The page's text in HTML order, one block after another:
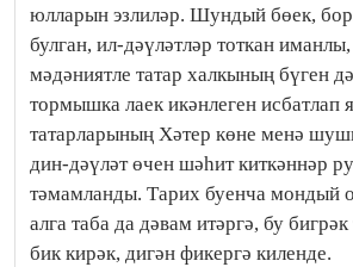
юлларын эзлиләр. Шундый бөек,
булган, ил-дәүләтләр тоткан
мәдәниятле татар халкының бүген
тормышка лаек икәнлеген исбатлап
татарларының Хәтер көне менә
дин-дәүләт өчен шәһит киткәннәр
тәмамланды. Тарих буенча мондый
алга таба да дәвам итәргә, бу
бик кирәк, дигән фикергә киленде.